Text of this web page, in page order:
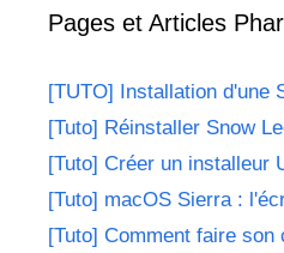
Pages et Articles
[TUTO] Installation d'une
[Tuto] Réinstaller Snow
[Tuto] Créer un installeur
[Tuto] macOS Sierra :
[Tuto] Comment faire son